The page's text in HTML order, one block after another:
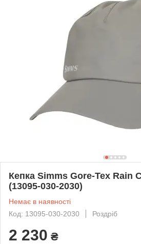
Кепка Simms Gore-Tex Rain
(13095-030-2030)
Немає в наявності
Код: 13095-030-2030
Роздріб
2 230 ₴